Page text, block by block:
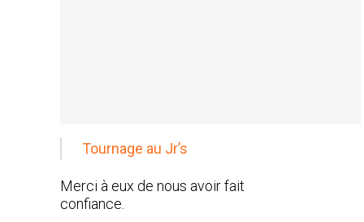
Tournage au Jr’s
Merci à eux de nous avoir fait
confiance.